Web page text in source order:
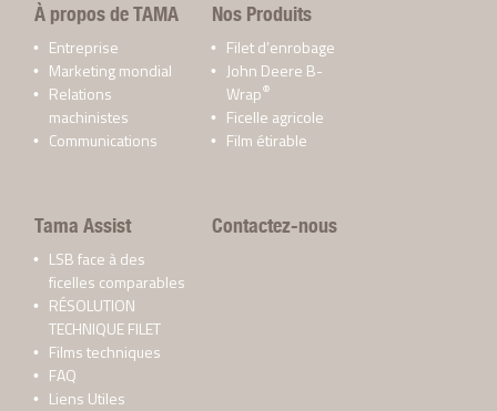
À propos de TAMA
Entreprise
Marketing mondial
Relations
machinistes
Communications
Nos Produits
Filet d’enrobage
John Deere B-
Wrap®
Ficelle agricole
Film étirable
Tama Assist
LSB face à des
ficelles comparables
RÉSOLUTION
TECHNIQUE FILET
Films techniques
FAQ
Liens Utiles
Contactez-nous